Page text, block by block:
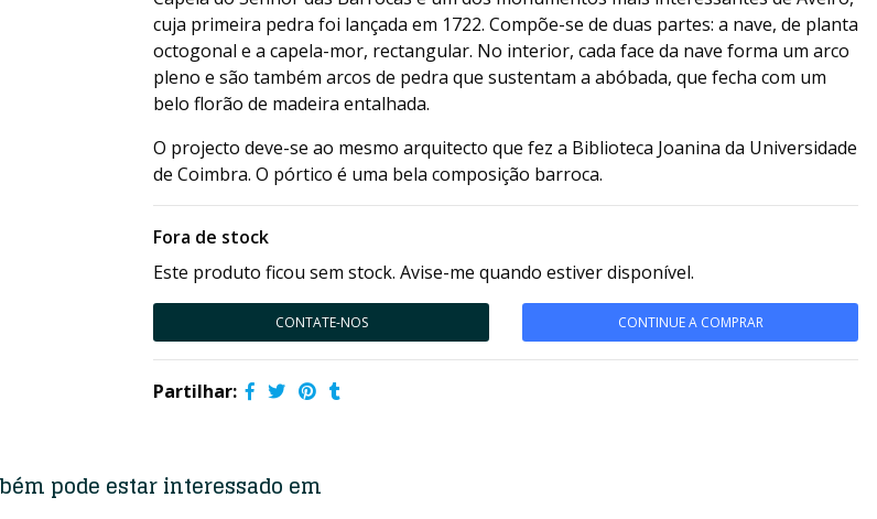
cuja primeira pedra foi lançada em 1722. Compõe-se de duas partes: a nave, de planta
octogonal e a capela-mor, rectangular. No interior, cada face da nave forma um arco
pleno e são também arcos de pedra que sustentam a abóbada, que fecha com um
belo florão de madeira entalhada.
O projecto deve-se ao mesmo arquitecto que fez a Biblioteca Joanina da Universidade
de Coimbra. O pórtico é uma bela composição barroca.
Fora de stock
Este produto ficou sem stock. Avise-me quando estiver disponível.
CONTATE-NOS CONTINUE A COMPRAR
Partilhar:
pode estar interessado em